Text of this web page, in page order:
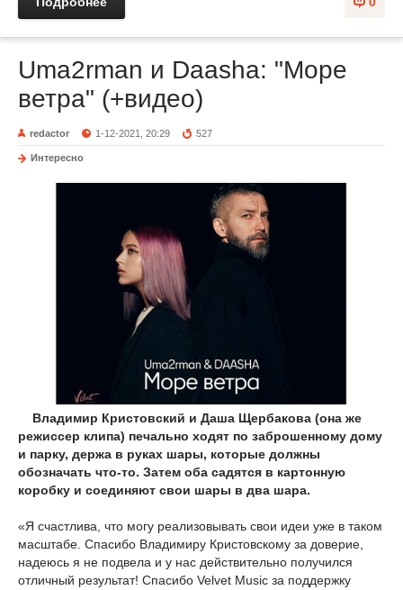
Uma2rman и Daasha: "Море
ветра" (+видео)
redactor 1-12-2021, 20:29 527
Интересно
Владимир Кристовский и Даша Щербакова (она же
режиссер клипа) печально ходят по заброшенному дому
и парку, держа в руках шары, которые должны
обозначать что-то. Затем оба садятся в картонную
коробку и соединяют свои шары в два шара.
«Я счастлива, что могу реализовывать свои идеи уже в таком
масштабе. Спасибо Владимиру Кристовскому за доверие,
надеюсь я не подвела и у нас действительно получился
отличный результат! Спасибо Velvet Music за поддержку